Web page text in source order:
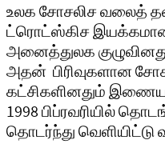
உலக சோசலிச வலைத்
ட்ரொட்ஸ்கிச
அனைத்துலக
அதன் பிரிவுகளான
கட்சிகளினதும் இணைய
1998 பிப்ரவரியில்
தொடர்ந்து வெளியிட்டு